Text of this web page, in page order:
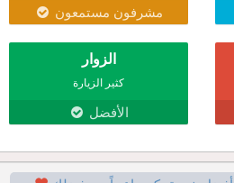
مشرفون مستمعون
الزوار
كثير الزيارة
الأفضل